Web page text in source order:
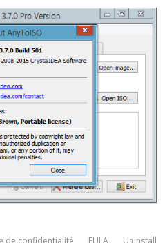
de confidentialité EULA Uninstall